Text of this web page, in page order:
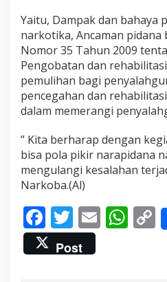
Yaitu, Dampak dan bahaya
narkotika, Ancaman pidana
Nomor 35 Tahun 2009
Pengobatan dan
pemulihan bagi
pencegahan dan
dalam memerangi
” Kita berharap dengan
bisa pola pikir narapidana
mengulangi kesalahan
Narkoba.(Al)
F
ac
e
T
w
itt
E W
Post